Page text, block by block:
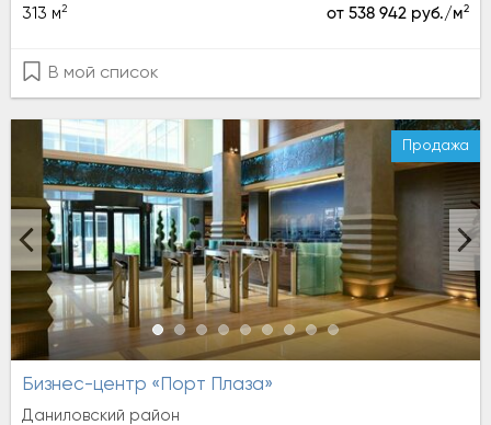
313 м2 от 538 942 руб./м2
В мой список
Продажа
Бизнес-центр «Порт Плаза»
Даниловский район